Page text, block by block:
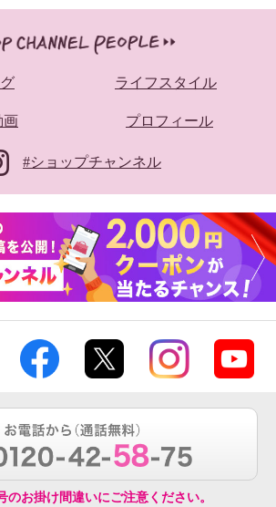
ライフスタイル
画 プロフィール
#ショップチャンネル
のお掛け間違いにご注意ください。